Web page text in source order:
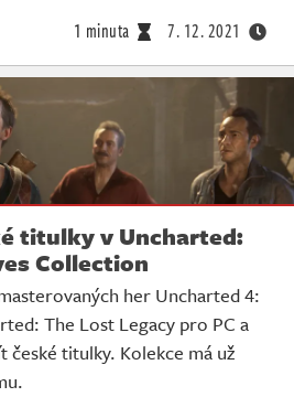
1 minuta 7. 12. 2021
titulky v Uncharted:
Collection
her Uncharted 4:
The Lost Legacy pro PC a
české titulky. Kolekce má už